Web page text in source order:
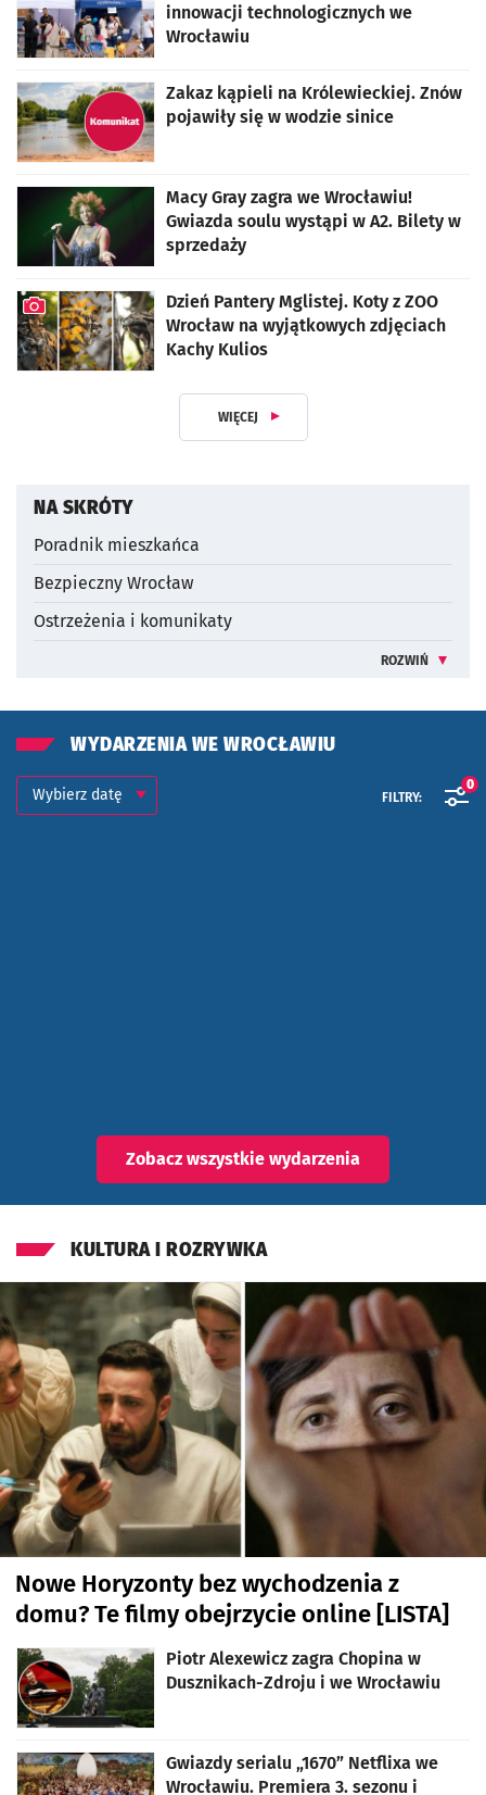
innowacji technologicznych we
Wrocławiu
Zakaz kąpieli na Królewieckiej. Znów
pojawiły się w wodzie sinice
Macy Gray zagra we Wrocławiu!
Gwiazda soulu wystąpi w A2. Bilety w
sprzedaży
Dzień Pantery Mglistej. Koty z ZOO
Wrocław na wyjątkowych zdjęciach
Kachy Kulios
WIĘCEJ Z DZIAŁU DLA MIESZKAŃCA
NA SKRÓTY
Poradnik mieszkańca
Bezpieczny Wrocław
Ostrzeżenia i komunikaty
ROZWIŃ
WYDARZENIA WE WROCŁAWIU
Kalendarium
Wybierz datę FILTRY:
0
Zobacz wszystkie wydarzenia
KULTURA I ROZRYWKA
Nowe Horyzonty bez wychodzenia z
domu? Te filmy obejrzycie online [LISTA]
Piotr Alexewicz zagra Chopina w
Dusznikach-Zdroju i we Wrocławiu
Gwiazdy serialu „1670” Netflixa we
Wrocławiu. Premiera 3. sezonu i